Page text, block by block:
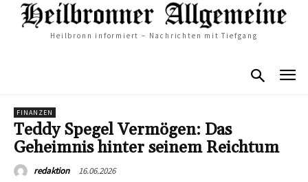
Heilbronn informiert – Nachrichten mit Tiefgang
FINANZEN
Teddy Spegel Vermögen: Das
Geheimnis hinter seinem Reichtum
redaktion 16.06.2026